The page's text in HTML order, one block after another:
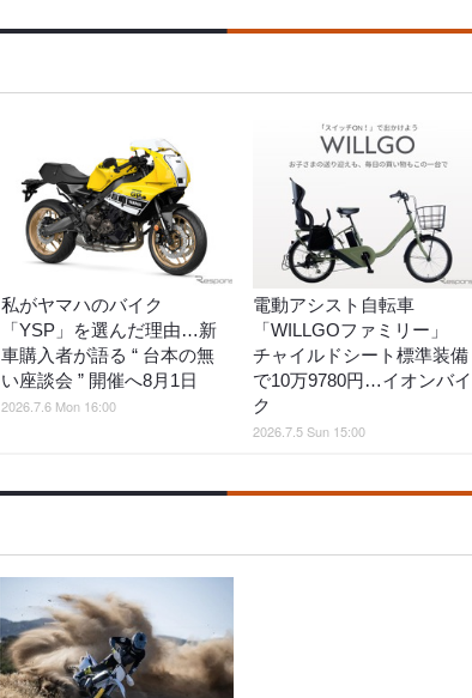
私がヤマハのバイク
「YSP」を選んだ理由…新
車購入者が語る “ 台本の無
い座談会 ” 開催へ8月1日
2026.7.6 Mon 16:00
電動アシスト自転車
「WILLGOファミリー」
チャイルドシート標準装備
で10万9780円…イオンバイ
ク
2026.7.5 Sun 15:00